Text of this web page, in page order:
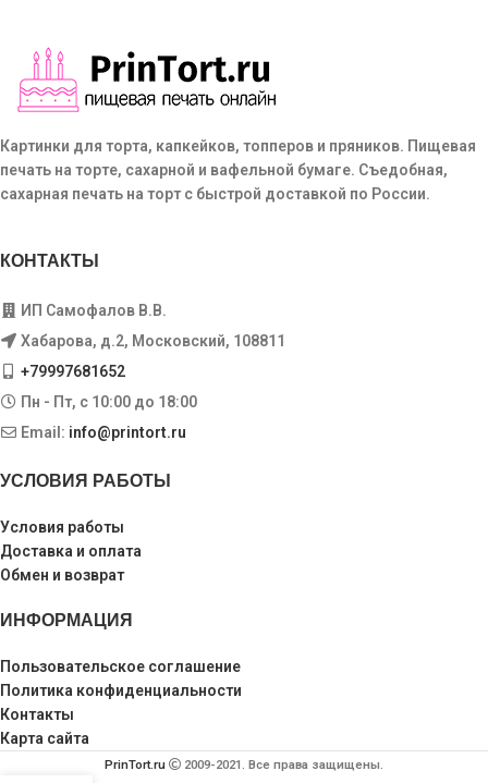
Картинки для торта, капкейков, топперов и пряников. Пищевая
печать на торте, сахарной и вафельной бумаге. Съедобная,
сахарная печать на торт с быстрой доставкой по России.
КОНТАКТЫ
ИП Самофалов В.В.
Хабарова, д.2, Московский, 108811
+79997681652
Пн - Пт, с 10:00 до 18:00
Email: info@printort.ru
УСЛОВИЯ РАБОТЫ
Условия работы
Доставка и оплата
Обмен и возврат
ИНФОРМАЦИЯ
Пользовательское соглашение
Политика конфиденциальности
Контакты
Карта сайта
PrinTort.ru 2009-2021. Все права защищены.